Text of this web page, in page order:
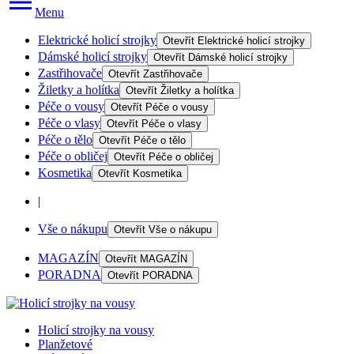
Menu
Elektrické holicí strojky Otevřít Elektrické holicí strojky
Dámské holicí strojky Otevřít Dámské holicí strojky
Zastřihovače Otevřít Zastřihovače
Žiletky a holítka Otevřít Žiletky a holítka
Péče o vousy Otevřít Péče o vousy
Péče o vlasy Otevřít Péče o vlasy
Péče o tělo Otevřít Péče o tělo
Péče o obličej Otevřít Péče o obličej
Kosmetika Otevřít Kosmetika
|
Vše o nákupu Otevřít Vše o nákupu
MAGAZÍN Otevřít MAGAZÍN
PORADNA Otevřít PORADNA
Holicí strojky na vousy
Planžetové